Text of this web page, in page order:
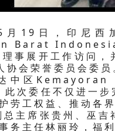
月19日，印尼
Barat Indonesia
事展开工作访问
协会荣誉委员会委员
区Kemayoran
次委任不仅进一
劳工权益、推动各
张贵州、巫吉祥
务主任林丽玲，福